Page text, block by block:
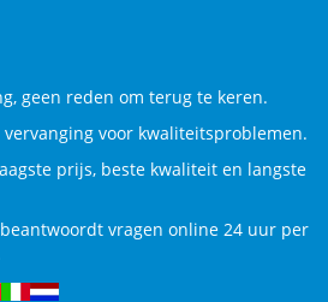
geen reden om terug te keren.
voor kwaliteitsproblemen.
prijs, beste kwaliteit en langste
vragen online 24 uur per